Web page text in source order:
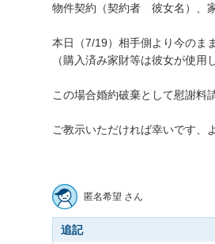
物件契約（契約者　彼女名）、
本日（7/19）相手側より今のま
（購入済み家財等は彼女が使用
この場合婚約破棄として慰謝料
ご教示いただければ幸いです、
匿名希望 さん
追記